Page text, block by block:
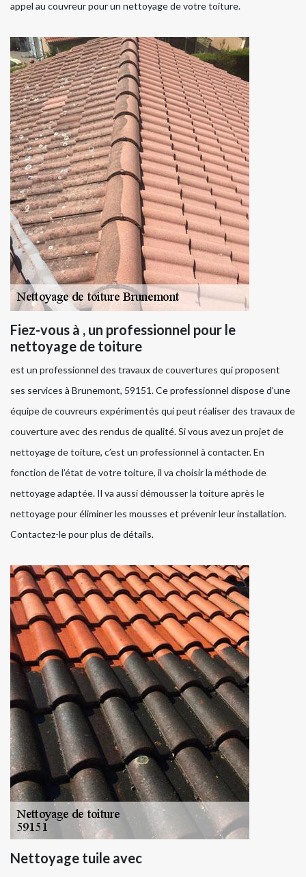
appel au couvreur pour un nettoyage de votre toiture.
Fiez-vous à , un professionnel pour le
nettoyage de toiture
est un professionnel des travaux de couvertures qui proposent
ses services à Brunemont, 59151. Ce professionnel dispose d’une
équipe de couvreurs expérimentés qui peut réaliser des travaux de
couverture avec des rendus de qualité. Si vous avez un projet de
nettoyage de toiture, c’est un professionnel à contacter. En
fonction de l’état de votre toiture, il va choisir la méthode de
nettoyage adaptée. Il va aussi démousser la toiture après le
nettoyage pour éliminer les mousses et prévenir leur installation.
Contactez-le pour plus de détails.
Nettoyage tuile avec